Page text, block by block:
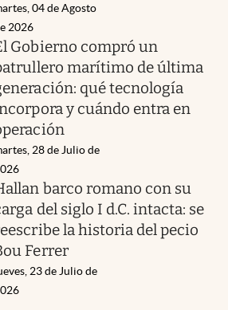
04 de Agosto
2026
Gobierno compró un
marítimo de última
qué tecnología
y cuándo entra en
28 de Julio de
barco romano con su
del siglo I d.C. intacta: se
la historia del pecio
Ferrer
23 de Julio de